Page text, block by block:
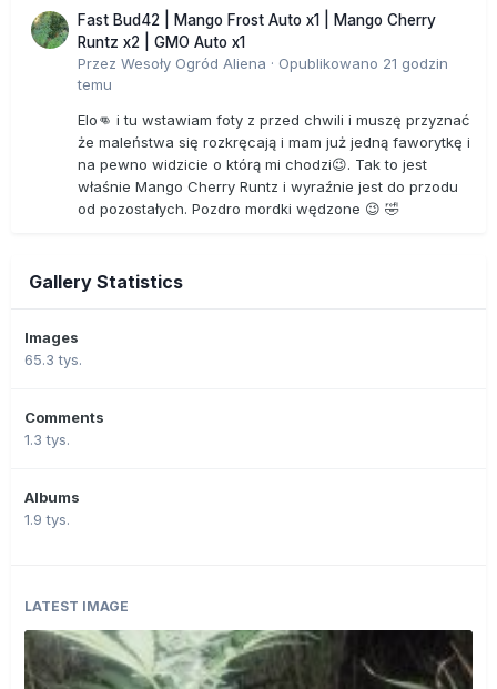
Fast Bud42 | Mango Frost Auto x1 | Mango Cherry
Runtz x2 | GMO Auto x1
Przez Wesoły Ogród Aliena · Opublikowano 21 godzin
temu
Elo👊 i tu wstawiam foty z przed chwili i muszę przyznać
że maleństwa się rozkręcają i mam już jedną faworytkę i
na pewno widzicie o którą mi chodzi😉. Tak to jest
właśnie Mango Cherry Runtz i wyraźnie jest do przodu
od pozostałych. Pozdro mordki wędzone 😉 🤣
Gallery Statistics
Images
65.3 tys.
Comments
1.3 tys.
Albums
1.9 tys.
LATEST IMAGE